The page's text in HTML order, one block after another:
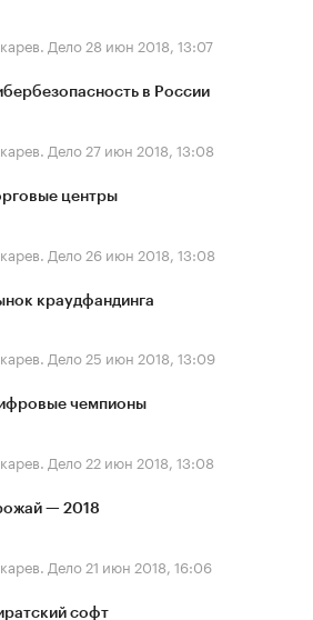
Дело 28 июн 2018, 13:07
в России
Дело 27 июн 2018, 13:08
центры
Дело 26 июн 2018, 13:08
краудфандинга
Дело 25 июн 2018, 13:09
чемпионы
Дело 22 июн 2018, 13:08
— 2018
Дело 21 июн 2018, 16:06
софт